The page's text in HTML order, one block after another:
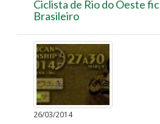
Ciclista de Rio do Oeste
Brasileiro
26/03/2014